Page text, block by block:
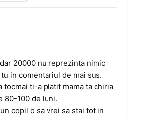
20000 nu reprezinta nimic
in comentariul de mai sus.
tocmai ti-a platit mama ta chiria
80-100 de luni.
copil o sa vrei sa stai tot in